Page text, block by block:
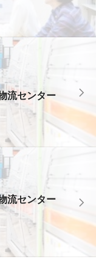
流センター
流センター